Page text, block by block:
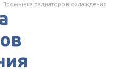
Промывка радиаторов охлаждения